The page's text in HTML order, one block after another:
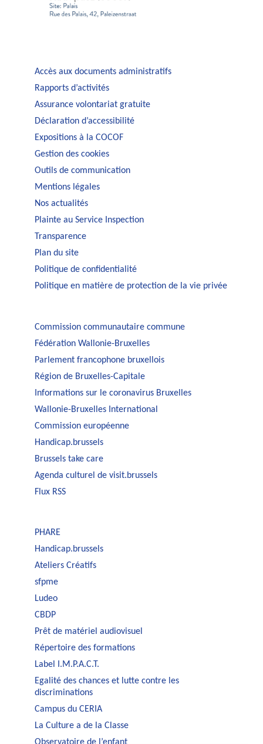
Accès aux documents administratifs
Rapports d’activités
Assurance volontariat gratuite
Déclaration d’accessibilité
Expositions à la COCOF
Gestion des cookies
Outils de communication
Mentions légales
Nos actualités
Plainte au Service Inspection
Transparence
Plan du site
Politique de confidentialité
Politique en matière de protection de la vie privée
Commission communautaire commune
Fédération Wallonie-Bruxelles
Parlement francophone bruxellois
Région de Bruxelles-Capitale
Informations sur le coronavirus Bruxelles
Wallonie-Bruxelles International
Commission européenne
Handicap.brussels
Brussels take care
Agenda culturel de visit.brussels
Flux RSS
PHARE
Handicap.brussels
Ateliers Créatifs
sfpme
Ludeo
CBDP
Prêt de matériel audiovisuel
Répertoire des formations
Label I.M.P.A.C.T.
Egalité des chances et lutte contre les
discriminations
Campus du CERIA
La Culture a de la Classe